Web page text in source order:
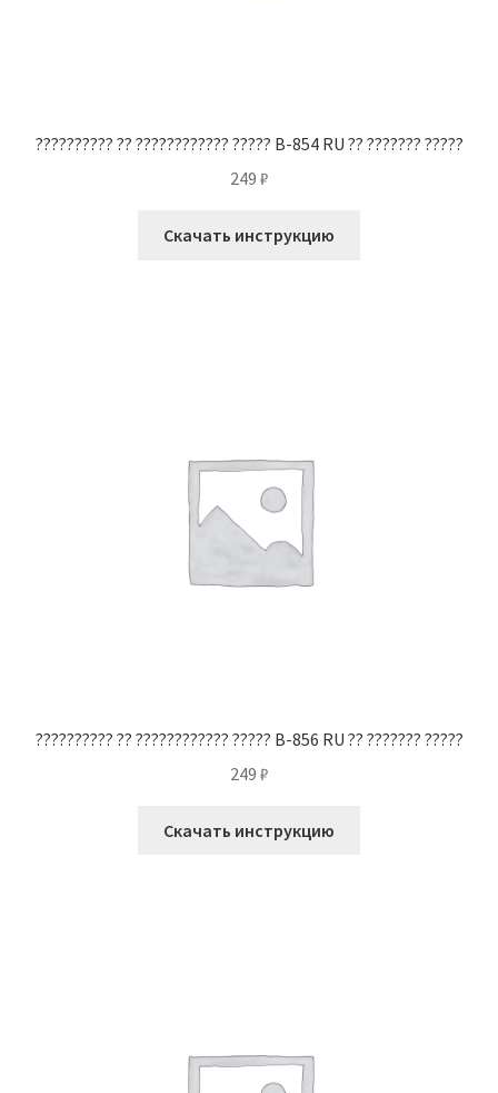
?????????? ?? ???????????? ????? B-854 RU ?? ??????? ?????
249 ₽
Скачать инструкцию
?????????? ?? ???????????? ????? B-856 RU ?? ??????? ?????
249 ₽
Скачать инструкцию